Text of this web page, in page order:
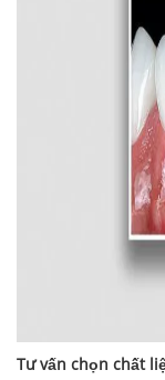
Tư vấn chọn chất